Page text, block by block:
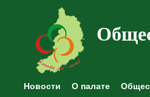
Новости О палате